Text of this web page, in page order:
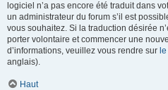
logiciel n’a pas encore été traduit dans
un administrateur du forum s’il est
vous souhaitez. Si la traduction désirée
porter volontaire et commencer une
d’informations, veuillez vous rendre sur
anglais).
Haut